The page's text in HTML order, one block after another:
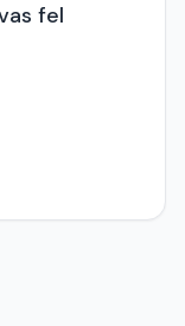
fel